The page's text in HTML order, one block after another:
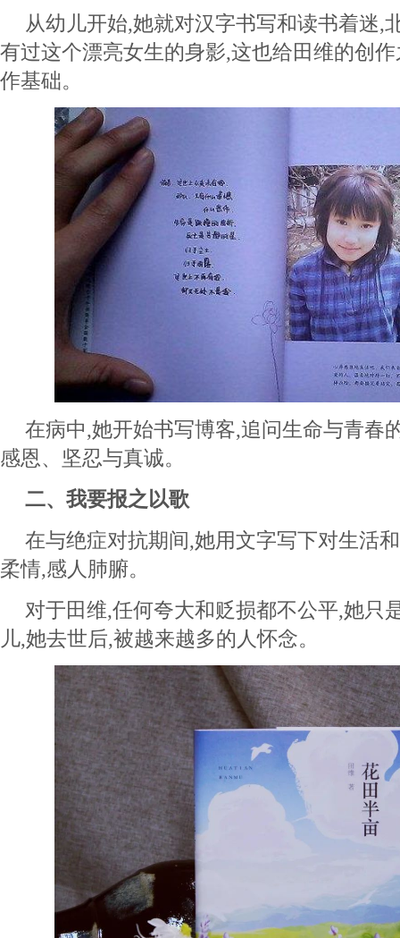
从幼儿开始,她就对汉字书写和读书着迷,
有过这个漂亮女生的身影,这也给田维的创
作基础。
在病中,她开始书写博客,追问生命与青春
感恩、坚忍与真诚。
二、我要报之以歌
在与绝症对抗期间,她用文字写下对生活
柔情,感人肺腑。
对于田维,任何夸大和贬损都不公平,她只
儿,她去世后,被越来越多的人怀念。